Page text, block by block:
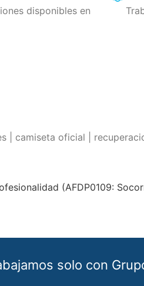
disponibles en
| camiseta oficial |
(AFDP0109:
solo con